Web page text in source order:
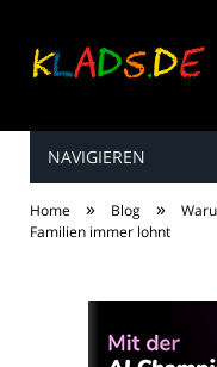
NAVIGIEREN
Home » Blog »
Familien immer lohnt